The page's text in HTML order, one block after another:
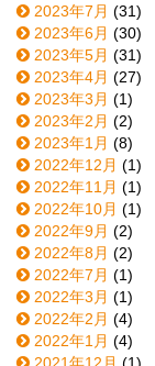
2023年7月 (31)
2023年6月 (30)
2023年5月 (31)
2023年4月 (27)
2023年3月 (1)
2023年2月 (2)
2023年1月 (8)
2022年12月 (1)
2022年11月 (1)
2022年10月 (1)
2022年9月 (2)
2022年8月 (2)
2022年7月 (1)
2022年3月 (1)
2022年2月 (4)
2022年1月 (4)
2021年12月 (1)